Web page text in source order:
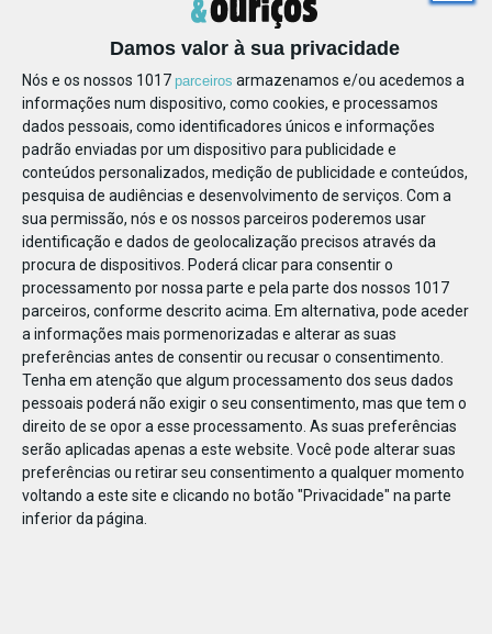
Damos valor à sua privacidade
Nós e os nossos 1017 parceiros armazenamos e/ou acedemos a
informações num dispositivo, como cookies, e processamos
dados pessoais, como identificadores únicos e informações
padrão enviadas por um dispositivo para publicidade e
conteúdos personalizados, medição de publicidade e conteúdos,
pesquisa de audiências e desenvolvimento de serviços. Com a
sua permissão, nós e os nossos parceiros poderemos usar
identificação e dados de geolocalização precisos através da
procura de dispositivos. Poderá clicar para consentir o
processamento por nossa parte e pela parte dos nossos 1017
parceiros, conforme descrito acima. Em alternativa, pode aceder
a informações mais pormenorizadas e alterar as suas
preferências antes de consentir ou recusar o consentimento.
Tenha em atenção que algum processamento dos seus dados
pessoais poderá não exigir o seu consentimento, mas que tem o
direito de se opor a esse processamento. As suas preferências
serão aplicadas apenas a este website. Você pode alterar suas
preferências ou retirar seu consentimento a qualquer momento
voltando a este site e clicando no botão "Privacidade" na parte
inferior da página.
460211042295391